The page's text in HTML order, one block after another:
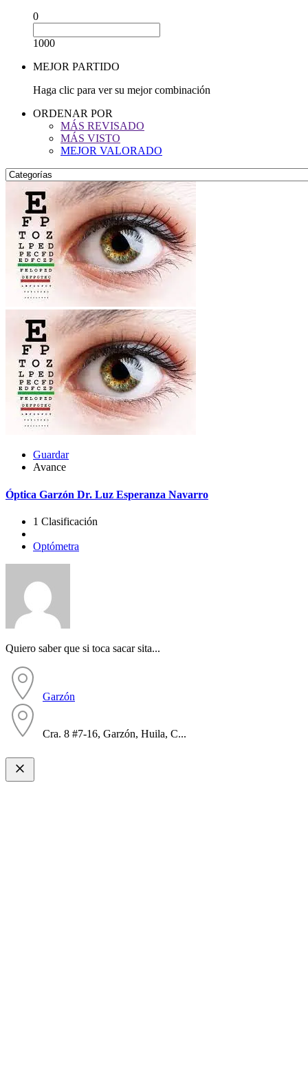
0
1000
MEJOR PARTIDO
Haga clic para ver su mejor combinación
ORDENAR POR
MÁS REVISADO
MÁS VISTO
MEJOR VALORADO
Guardar
Avance
Óptica Garzón Dr. Luz Esperanza Navarro
1 Clasificación
Optómetra
Quiero saber que si toca sacar sita...
Garzón
Cra. 8 #7-16, Garzón, Huila, C...